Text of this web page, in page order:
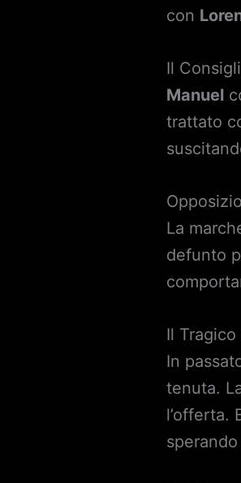
con
Il
Manuel
trattato
La
defunto
Il
In
tenuta.
l’offerta.